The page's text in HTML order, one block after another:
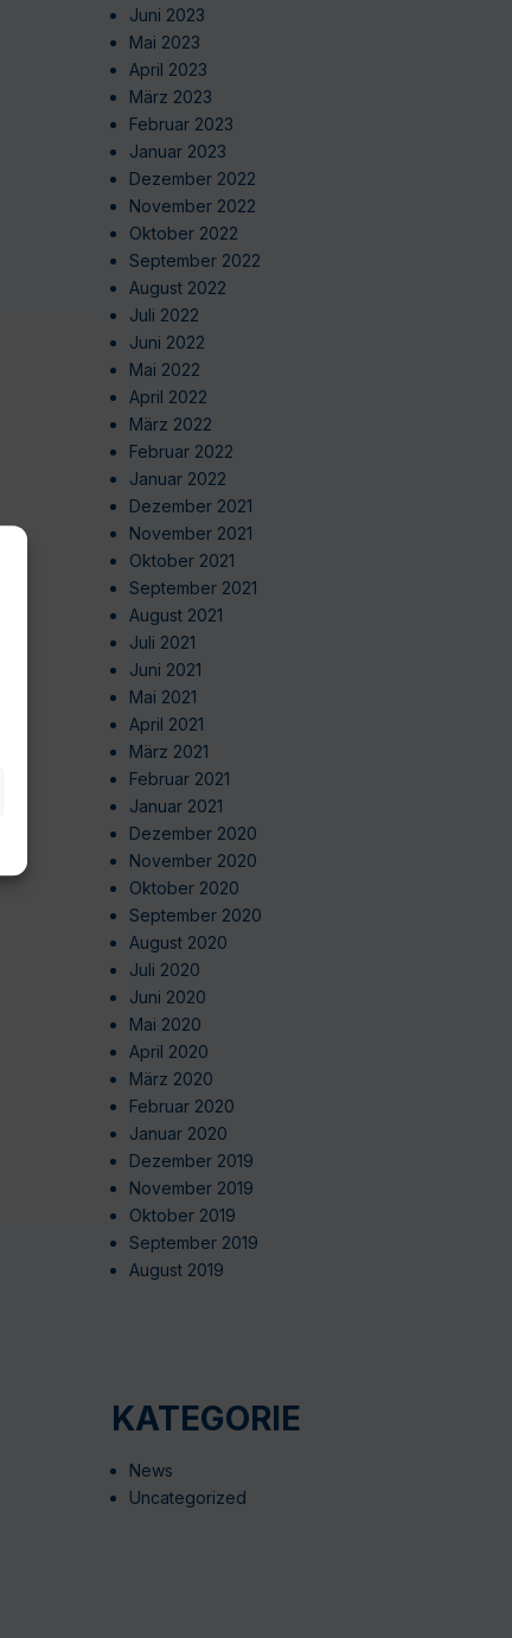
Juni 2023
Mai 2023
April 2023
März 2023
Februar 2023
Januar 2023
Dezember 2022
November 2022
Oktober 2022
September 2022
August 2022
Juli 2022
Juni 2022
Mai 2022
April 2022
März 2022
Februar 2022
Januar 2022
Dezember 2021
November 2021
Oktober 2021
September 2021
August 2021
Juli 2021
Juni 2021
Mai 2021
April 2021
März 2021
Februar 2021
Januar 2021
Dezember 2020
November 2020
Oktober 2020
September 2020
August 2020
Juli 2020
Juni 2020
Mai 2020
April 2020
März 2020
Februar 2020
Januar 2020
Dezember 2019
November 2019
Oktober 2019
September 2019
August 2019
KATEGORIE
News
Uncategorized